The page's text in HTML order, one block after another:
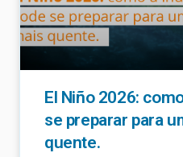
El Niño 2026:
se preparar para
quente.